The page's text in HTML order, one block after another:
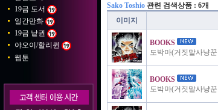
19금 도서
일간만화
19금 낱권
야오이/할리퀸
웹툰
Sako Toshio 관련 검색상품 : 6개
이미지
BOOKS
도박마(거짓말사냥꾼
BOOKS
도박마(거짓말사냥꾼